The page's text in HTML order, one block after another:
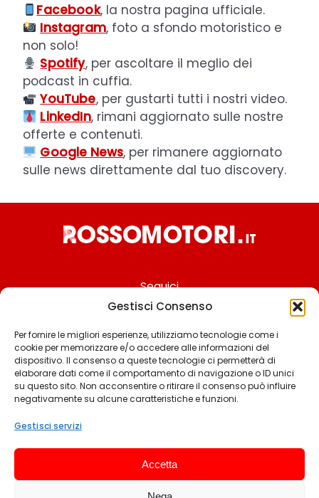
Gestisci Consenso
Per fornire le migliori esperienze, utilizziamo tecnologie come i
cookie per memorizzare e/o accedere alle informazioni del
dispositivo. Il consenso a queste tecnologie ci permetterà di
elaborare dati come il comportamento di navigazione o ID unici
su questo sito. Non acconsentire o ritirare il consenso può influire
negativamente su alcune caratteristiche e funzioni.
Gestisci servizi
Accetta
Facebook, la nostra pagina ufficiale.
Instagram, foto a sfondo motoristico e
non solo!
Spotify, per ascoltare il meglio dei
podcast in cuffia.
YouTube, per gustarti tutti i nostri video.
LinkedIn, rimani aggiornato sulle nostre
offerte e contenuti.
Google News, per rimanere aggiornato
sulle news direttamente dal tuo discovery.
Seguici
Chi siamo
Contattaci
Termini & Condizioni
Privacy policy